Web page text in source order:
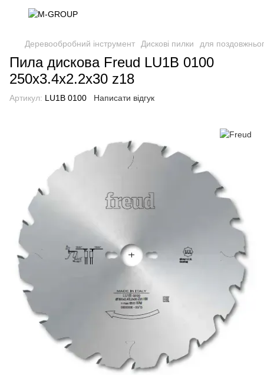
Деревообробний інструмент Дискові пилки для
Пила дискова Freud LU1B 0100
250х3.4х2.2х30 z18
Артикул: LU1B 0100 Написати відгук